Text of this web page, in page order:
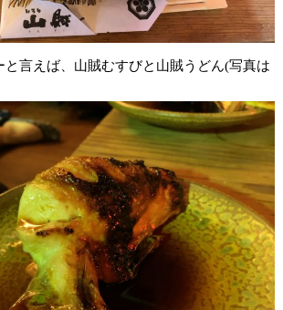
と言えば、山賊むすびと山賊うどん(写真は